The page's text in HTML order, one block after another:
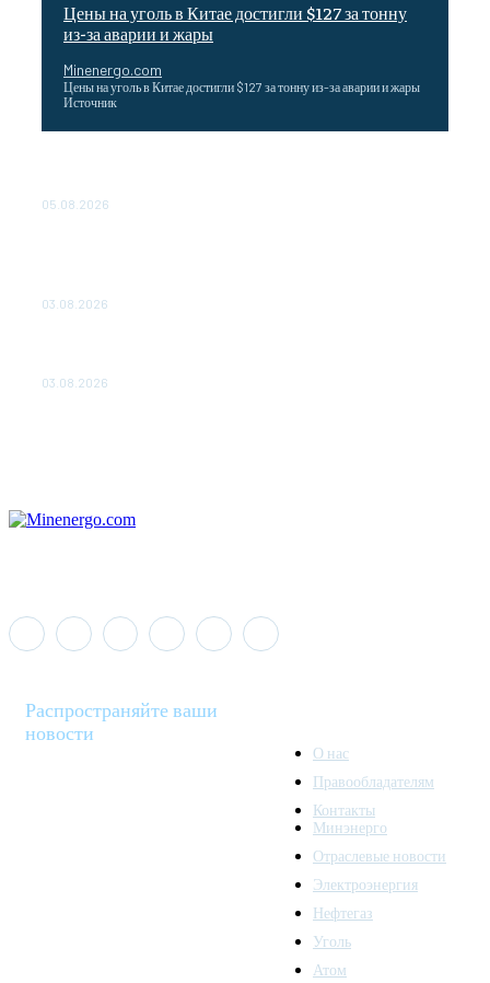
Цены на уголь в Китае достигли $127 за тонну
из-за аварии и жары
Minenergo.com
Цены на уголь в Китае достигли $127 за тонну из-за аварии и жары
Источник
05.08.2026
03.08.2026
03.08.2026
Распространяйте ваши
новости
О нас
Правообладателям
Контакты
Минэнерго
Отраслевые новости
Электроэнергия
Нефтегаз
Уголь
Атом